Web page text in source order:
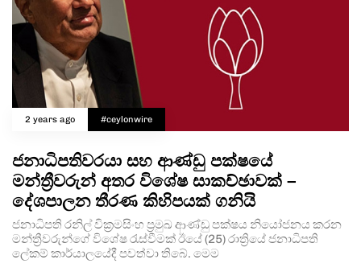
2 years ago #ceylonwire
ජනාධිපතිවරයා සහ ආණ්ඩු පක්ෂයේ
මන්ත්‍රීවරුන් අතර විශේෂ සාකච්ඡාවක් –
දේශපාලන තීරණ කිහිපයක් ගනියි
ජනාධිපති රනිල් වික්‍රමසිංහ ප්‍රමුඛ ආණ්ඩු පක්ෂය නියෝජනය කරන
මන්ත්‍රීවරුන්ගේ විශේෂ රැස්වීමක් ඊයේ (25) රාත්‍රියේ ජනාධිපති
ලේකම් කාර්යාලයේදී පවත්වා තිබේ. මෙම